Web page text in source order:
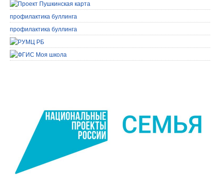
профилактика буллинга
профилактика буллинга